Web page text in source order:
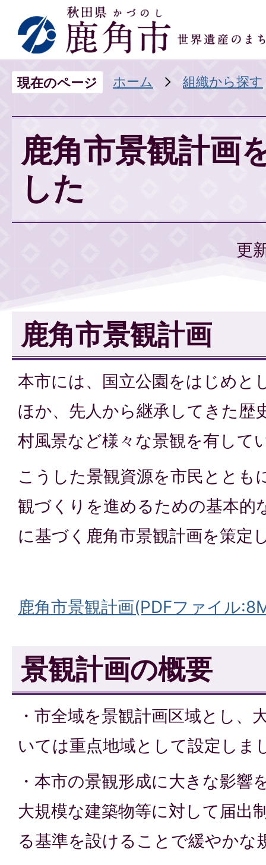
現在のページ ホーム 組織から探す
鹿角市景観計画
した
更
鹿角市景観計画
本市には、国立公園をはじめと
ほか、先人から継承してきた歴
村風景など様々な景観を有して
こうした景観資源を市民ととも
観づくりを進めるための基本的
に基づく鹿角市景観計画を策定
鹿角市景観計画(PDFファイル
景観計画の概要
・市全域を景観計画区域とし、
いては重点地域として設定しま
・本市の景観形成に大きな影響
大規模な建築物等に対して届出
る基準を設けることで緩やかな